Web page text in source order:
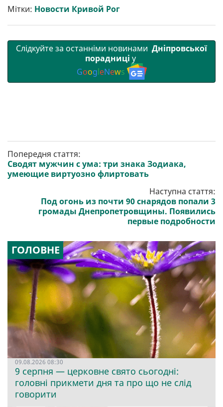
и k
a
m p
Мітки: Новости Кривой Рог
Слідкуйте за останніми новинами Дніпровської
порадниці у
GoogleNews
Попередня стаття:
Сводят мужчин с ума: три знака Зодиака,
умеющие виртуозно флиртовать
Наступна стаття:
Под огонь из почти 90 снарядов попали 3
громады Днепропетровщины. Появились
первые подробности
ГОЛОВНЕ
09.08.2026 08:30
9 серпня — церковне свято сьогодні:
головні прикмети дня та про що не слід
говорити